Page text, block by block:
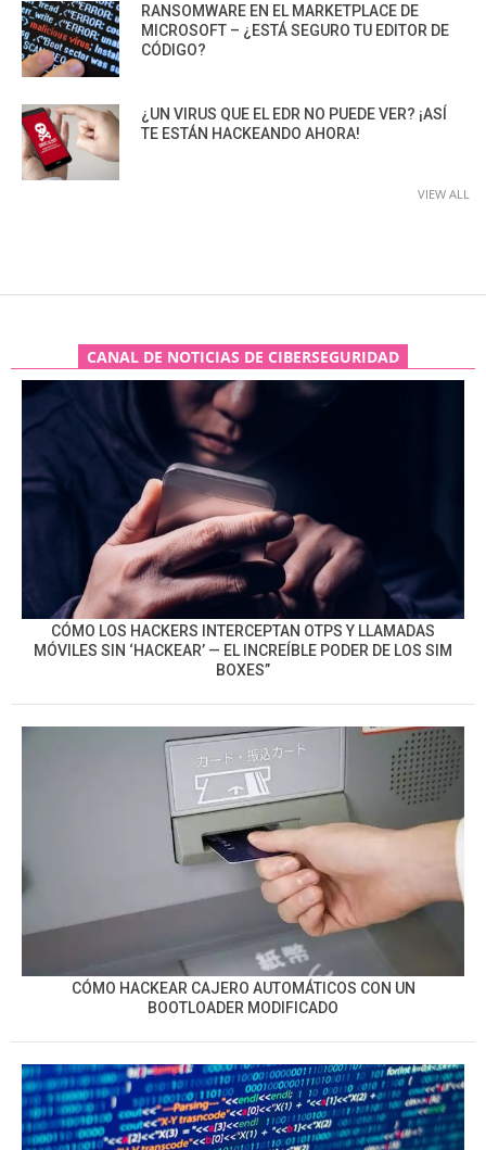
RANSOMWARE EN EL MARKETPLACE DE
MICROSOFT – ¿ESTÁ SEGURO TU EDITOR DE
CÓDIGO?
¿UN VIRUS QUE EL EDR NO PUEDE VER? ¡ASÍ
TE ESTÁN HACKEANDO AHORA!
VIEW ALL
CANAL DE NOTICIAS DE CIBERSEGURIDAD
CÓMO LOS HACKERS INTERCEPTAN OTPS Y LLAMADAS
MÓVILES SIN ‘HACKEAR’ — EL INCREÍBLE PODER DE LOS SIM
BOXES”
CÓMO HACKEAR CAJERO AUTOMÁTICOS CON UN
BOOTLOADER MODIFICADO